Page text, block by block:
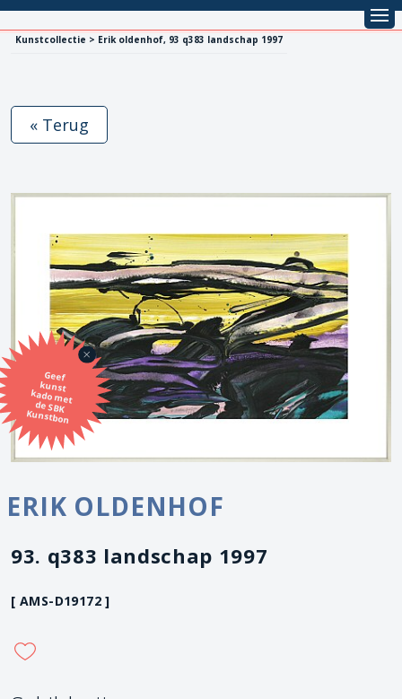
Kunstcollectie > Erik oldenhof, 93 q383 landschap 1997
Geef
kunst
kado met
de SBK
Kunstbon
« Terug
ERIK OLDENHOF
93. q383 landschap 1997
[ AMS-D19172 ]